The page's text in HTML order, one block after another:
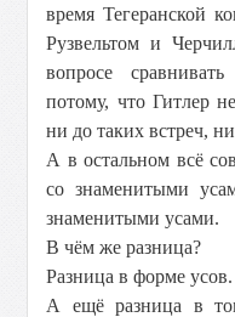
время Тегеранской
Рузвельтом и
вопросе
потому, что Гитлер
ни до таких встреч,
А в остальном всё
со знаменитыми
знаменитыми усами.
В чём же разница?
Разница в форме усов.
А ещё разница в